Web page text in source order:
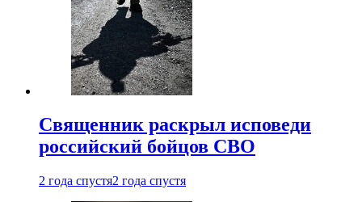
Священник раскрыл исповеди
российский бойцов СВО
2 года спустя2 года спустя